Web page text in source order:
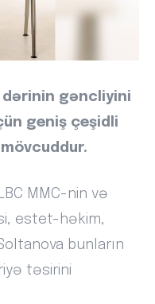
dərinin gəncliyini
geniş çeşidli
MMC-nin və
estet-həkim,
bunların
təsirini